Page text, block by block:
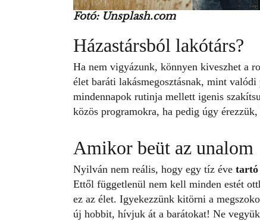
Fotó: Unsplash.com
Házastársból lakótárs?
Ha nem vigyázunk, könnyen kiveszhet a
élet baráti lakásmegosztásnak, mint
mindennapok rutinja mellett igenis
közös programokra, ha pedig úgy
Amikor beüt az unalom
Nyilván nem reális, hogy egy tíz éve tartó
Ettől függetlenül nem kell minden estét
ez az élet. Igyekezzünk kitörni a
új hobbit, hívjuk át a barátokat! Ne